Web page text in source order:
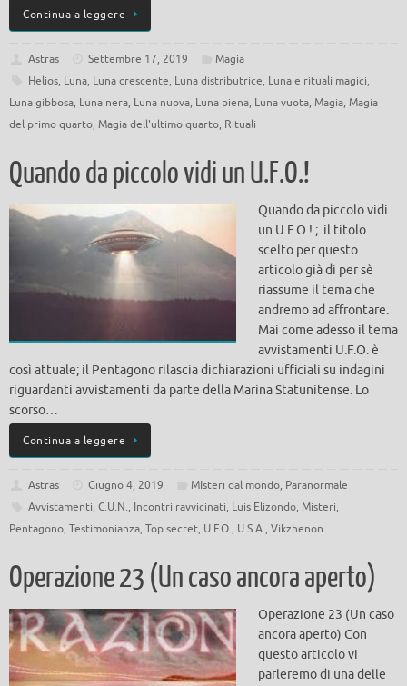
Continua a leggere
Astras Settembre 17, 2019
Magia
Helios, Luna, Luna crescente, Luna distributrice, Luna e rituali magici,
Luna gibbosa, Luna nera, Luna nuova, Luna piena, Luna vuota, Magia, Magia
del primo quarto, Magia dell'ultimo quarto, Rituali
Quando da piccolo vidi un U.F.O.!
Quando da piccolo vidi
un U.F.O.! ; il titolo
scelto per questo
articolo già di per sè
riassume il tema che
andremo ad affrontare.
Mai come adesso il tema
avvistamenti U.F.O. è
così attuale; il Pentagono rilascia dichiarazioni ufficiali su indagini
riguardanti avvistamenti da parte della Marina Statunitense. Lo
scorso…
Continua a leggere
Astras Giugno 4, 2019 MIsteri dal mondo, Paranormale
Avvistamenti, C.U.N., Incontri ravvicinati, Luis Elizondo, Misteri,
Pentagono, Testimonianza, Top secret, U.F.O., U.S.A., Vikzhenon
Operazione 23 (Un caso ancora aperto)
Operazione 23 (Un caso
ancora aperto) Con
questo articolo vi
parleremo di una delle